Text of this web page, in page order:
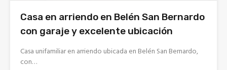
Casa en arriendo en Belén San Bernardo
con garaje y excelente ubicación
Casa unifamiliar en arriendo ubicada en Belén San Bernardo,
con…